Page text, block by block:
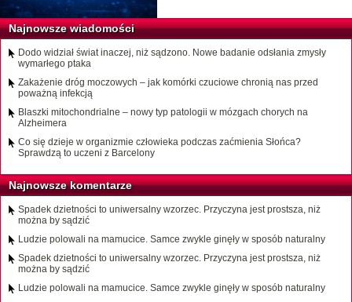
Najnowsze wiadomości
Dodo widział świat inaczej, niż sądzono. Nowe badanie odsłania zmysły
wymarłego ptaka
Zakażenie dróg moczowych – jak komórki czuciowe chronią nas przed
poważną infekcją
Blaszki mitochondrialne – nowy typ patologii w mózgach chorych na
Alzheimera
Co się dzieje w organizmie człowieka podczas zaćmienia Słońca?
Sprawdzą to uczeni z Barcelony
Najnowsze komentarze
Spadek dzietności to uniwersalny wzorzec. Przyczyna jest prostsza, niż
można by sądzić
Ludzie polowali na mamucice. Samce zwykle ginęły w sposób naturalny
Spadek dzietności to uniwersalny wzorzec. Przyczyna jest prostsza, niż
można by sądzić
Ludzie polowali na mamucice. Samce zwykle ginęły w sposób naturalny